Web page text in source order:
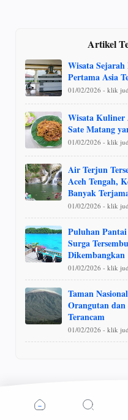
Artikel
Wisata
Pertama Asia
01/02/2026 - klik
Wisata Kuliner
Sate Matang
01/02/2026 - klik
Air Terjun
Aceh Tengah,
Banyak
01/02/2026 - klik
Puluhan Pantai
Surga
Dikembangkan
01/02/2026 - klik
Taman
Orangutan
Terancam
01/02/2026 - klik
Anda mungkin menyukai